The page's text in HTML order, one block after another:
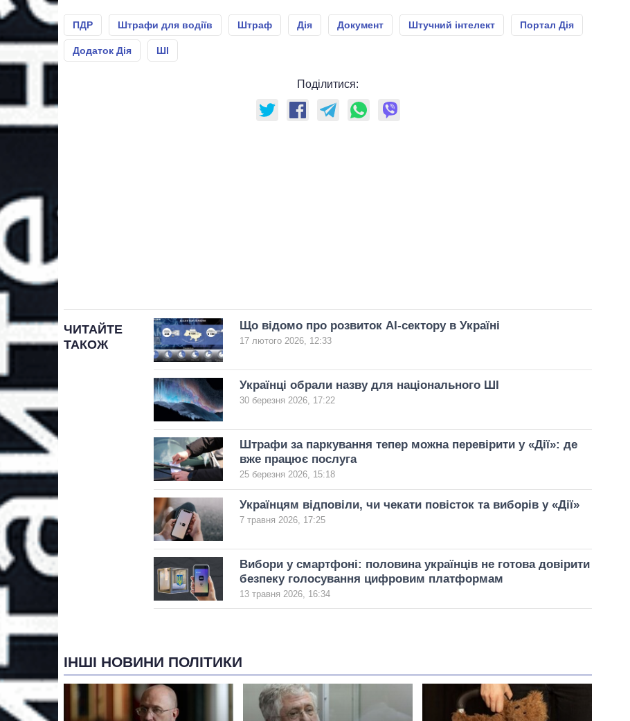
ПДР Штрафи для водіїв Штраф Дія Документ Штучний інтелект Портал Дія
Додаток Дія ШІ
Поділитися:
ЧИТАЙТЕ
ТАКОЖ
Що відомо про розвиток AI-сектору в Україні
17 лютого 2026, 12:33
Українці обрали назву для національного ШІ
30 березня 2026, 17:22
Штрафи за паркування тепер можна перевірити у «Дії»: де
вже працює послуга
25 березня 2026, 15:18
Українцям відповіли, чи чекати повісток та виборів у «Дії»
7 травня 2026, 17:25
Вибори у смартфоні: половина українців не готова довірити
безпеку голосування цифровим платформам
13 травня 2026, 16:34
ІНШІ НОВИНИ ПОЛІТИКИ